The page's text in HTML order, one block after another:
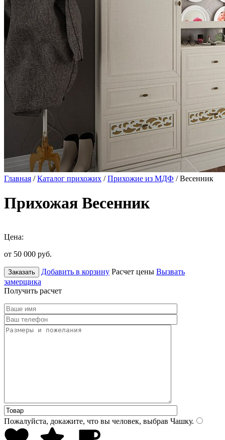
Главная /Каталог прихожих /Прихожие из МДФ / Весенник
Прихожая Весенник
Цена:
от 50 000 руб.
Заказать Добавить в корзину Расчет цены Вызвать
замерщика
Получить расчет
Пожалуйста, докажите, что вы человек, выбрав Чашку.